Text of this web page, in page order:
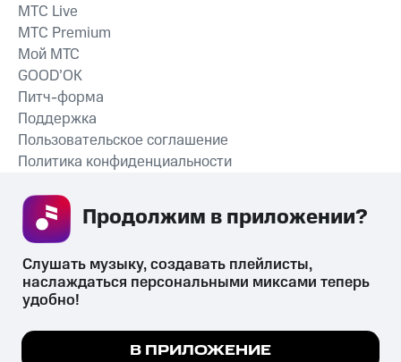
СКАЧАТЬ ПРИЛОЖЕНИЕ
MTС Live
MTС Premium
Мой МТС
GOOD’OK
Питч-форма
Поддержка
Пользовательское соглашение
Политика конфиденциальности
психотропных веществ, их аналогов причиняет вред здоровью,
их незаконный оборот запрещён и влечёт установленную
Мы используем куки, чтобы на сайте все
Слушать музыку, создавать плейлисты,
наслаждаться персональными миксами теперь
удобно!
В ПРИЛОЖЕНИЕ